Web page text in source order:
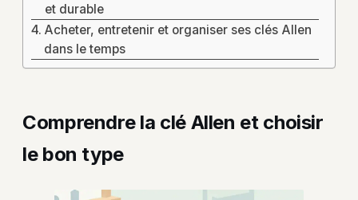
et durable
Acheter, entretenir et organiser ses clés Allen
dans le temps
Comprendre la clé Allen et choisir
le bon type